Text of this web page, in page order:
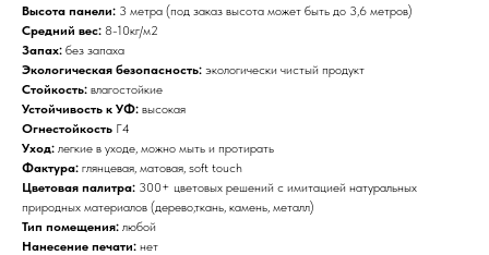
Высота панели: 3 метра (под заказ высота может быть до 3,6 метров)
Средний вес: 8-10кг/м2
Запах: без запаха
Экологическая безопасность: экологически чистый продукт
Стойкость: влагостойкие
Устойчивость к УФ: высокая
Огнестойкость Г4
Уход: легкие в уходе, можно мыть и протирать
Фактура: глянцевая, матовая, soft touch
Цветовая палитра: 300+ цветовых решений с имитацией натуральных
природных материалов (дерево,ткань, камень, металл)
Тип помещения: любой
Нанесение печати: нет